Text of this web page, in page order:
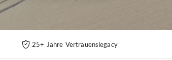
25+ Jahre Vertrauenslegacy